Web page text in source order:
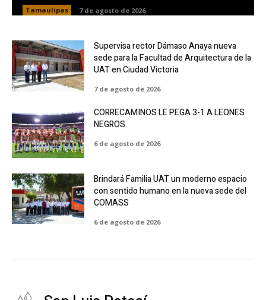
Tamaulipas 7 de agosto de 2026
Supervisa rector Dámaso Anaya nueva
sede para la Facultad de Arquitectura de la
UAT en Ciudad Victoria
7 de agosto de 2026
CORRECAMINOS LE PEGA 3-1 A LEONES
NEGROS
6 de agosto de 2026
Brindará Familia UAT un moderno espacio
con sentido humano en la nueva sede del
COMASS
6 de agosto de 2026